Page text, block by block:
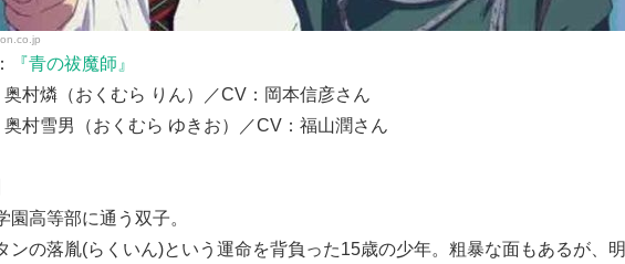
『青の祓魔師』
奥村燐（おくむら りん）／CV：岡本信彦さん
奥村雪男（おくむら ゆきお）／CV：福山潤さん
園高等部に通う双子。
ンの落胤(らくいん)という運命を背負った15歳の少年。粗暴な面もあるが、明